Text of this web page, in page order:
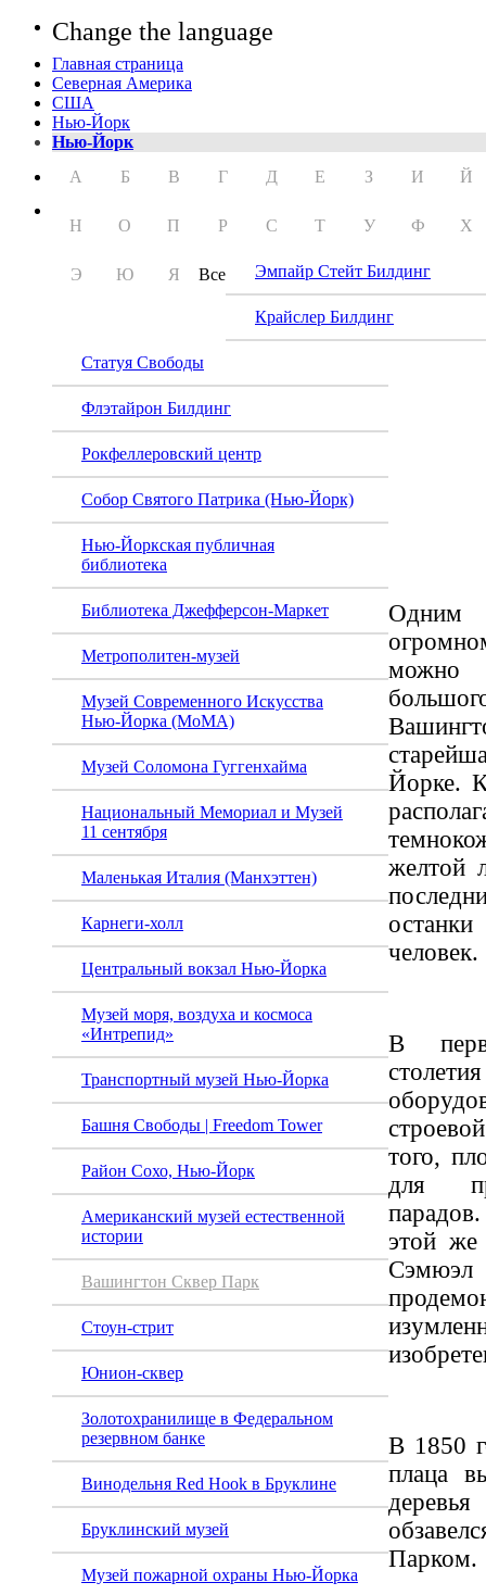
Change the language
Главная страница
Северная Америка
США
Нью-Йорк
Нью-Йорк
А
Б В Г Д Е З И Й
Н О П Р С Т У Ф Х
Э Ю Я Все Эмпайр Стейт Билдинг
Крайслер Билдинг
Статуя Свободы
Флэтайрон Билдинг
Рокфеллеровский центр
Собор Святого Патрика (Нью-Йорк)
Нью-Йоркская публичная
библиотека
Библиотека Джефферсон-Маркет
Метрополитен-музей
Музей Современного Искусства
Нью-Йорка (MoMA)
Музей Соломона Гуггенхайма
Национальный Мемориал и Музей
11 сентября
Маленькая Италия (Манхэттен)
Карнеги-холл
Центральный вокзал Нью-Йорка
Музей моря, воздуха и космоса
«Интрепид»
Транспортный музей Нью-Йорка
Башня Свободы | Freedom Tower
Район Сохо, Нью-Йорк
Американский музей естественной
истории
Вашингтон Сквер Парк
Стоун-стрит
Юнион-сквер
Золотохранилище в Федеральном
резервном банке
Винодельня Red Hook в Бруклине
Бруклинский музей
Музей пожарной охраны Нью-Йорка
Одним
можно
Йорке.
желтой
человек.
В
того,
для
этой
В 1850
плаца
Парком.